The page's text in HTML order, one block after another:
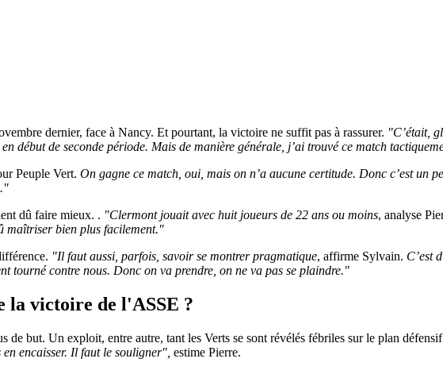
dernier, face à Nancy. Et pourtant, la victoire ne suffit pas à rassurer. "C’était,
début de seconde période. Mais de manière générale, j’ai trouvé ce match
Peuple Vert. On gagne ce match, oui, mais on n’a aucune certitude. Donc c’est un
dû faire mieux. . "Clermont jouait avec huit joueurs de 22 ans ou moins, analyse
maîtriser bien plus facilement."
"Il faut aussi, parfois, savoir se montrer pragmatique, affirme Sylvain. C’est
tourné contre nous. Donc on va prendre, on ne va pas se plaindre."
la victoire de l'ASSE ?
de but. Un exploit, entre autre, tant les Verts se sont révélés fébriles sur le plan
encaisser. Il faut le souligner", estime Pierre.